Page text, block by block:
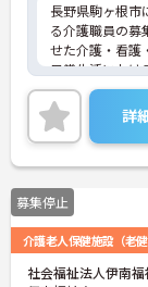
長野県駒ヶ根市
る介護職員の募
せた介護・看護
日常生活におけ
していただく事
介護業務経験が
がらご勤務いた
ご興味のある方
に詳細をお話し
さい！
詳
募集停止
介護老人保健施設（老健
社会福祉法人伊南